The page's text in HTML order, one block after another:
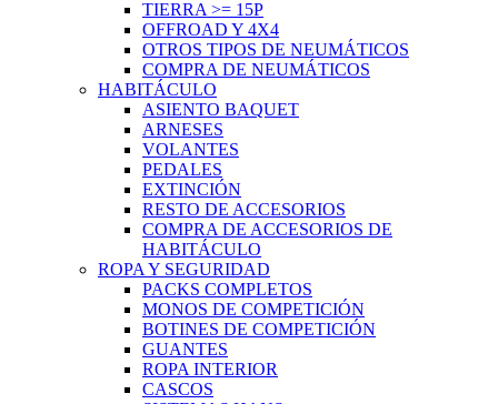
TIERRA >= 15P
OFFROAD Y 4X4
OTROS TIPOS DE NEUMÁTICOS
COMPRA DE NEUMÁTICOS
HABITÁCULO
ASIENTO BAQUET
ARNESES
VOLANTES
PEDALES
EXTINCIÓN
RESTO DE ACCESORIOS
COMPRA DE ACCESORIOS DE
HABITÁCULO
ROPA Y SEGURIDAD
PACKS COMPLETOS
MONOS DE COMPETICIÓN
BOTINES DE COMPETICIÓN
GUANTES
ROPA INTERIOR
CASCOS